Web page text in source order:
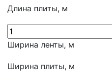
Длина плиты, м
Ширина ленты, м
Ширина плиты, м